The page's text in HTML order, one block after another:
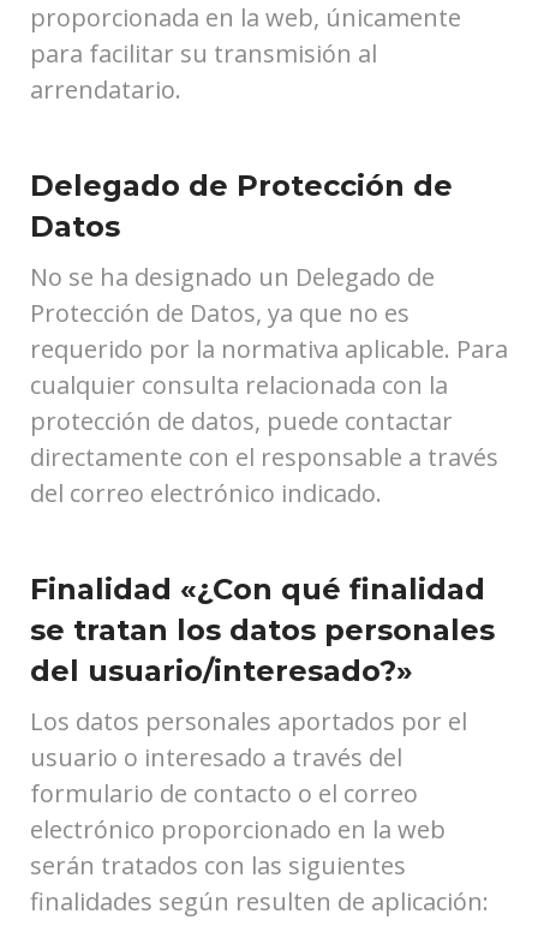
proporcionada en la web, únicamente
para facilitar su transmisión al
arrendatario.
Delegado de Protección de
Datos
No se ha designado un Delegado de
Protección de Datos, ya que no es
requerido por la normativa aplicable. Para
cualquier consulta relacionada con la
protección de datos, puede contactar
directamente con el responsable a través
del correo electrónico indicado.
Finalidad «¿Con qué finalidad
se tratan los datos personales
del usuario/interesado?»
Los datos personales aportados por el
usuario o interesado a través del
formulario de contacto o el correo
electrónico proporcionado en la web
serán tratados con las siguientes
finalidades según resulten de aplicación: